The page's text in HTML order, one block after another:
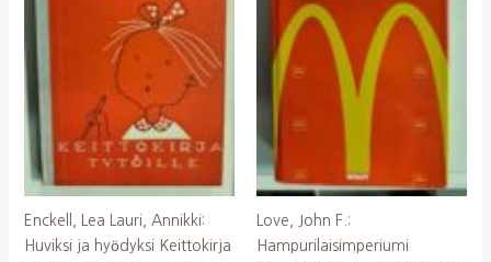
Enckell, Lea Lauri, Annikki:
Huviksi ja hyödyksi Keittokirja
Love, John F.:
Hampurilaisimperiumi